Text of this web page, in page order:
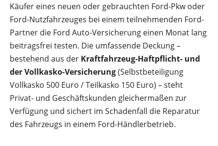
Käufer eines neuen oder gebrauchten Ford-Pkw oder
Ford-Nutzfahrzeuges bei einem teilnehmenden Ford-
Partner die Ford Auto-Versicherung einen Monat lang
beitragsfrei testen. Die umfassende Deckung –
bestehend aus der Kraftfahrzeug-Haftpflicht- und
der Vollkasko-Versicherung(Selbstbeteiligung
Vollkasko 500 Euro / Teilkasko 150 Euro) – steht
Privat- und Geschäftskunden gleichermaßen zur
Verfügung und sichert im Schadenfall die Reparatur
des Fahrzeugs in einem Ford-Händlerbetrieb.